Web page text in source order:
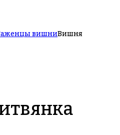
вишниВишня